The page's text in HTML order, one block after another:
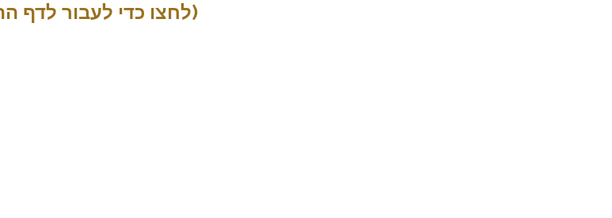
(לחצו כדי לעבור לדף ההדרכה)